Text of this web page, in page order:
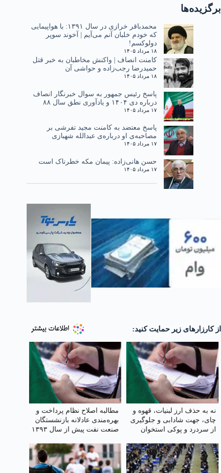
برگزیده‌ها
محمدباقر خرازی در سال ۱۳۹۱: با هواپیمایی
که خودم خلبان آنم می‌آیم | آخوند سوپر
دولوکسم!
۱۸ مرداد ۱۴۰۵
کامنت انصاف | واکنش مخاطبان به خبر قتل
حمیدرضا رجب‌زاده و حواشی آن
۱۸ مرداد ۱۴۰۵
پاسخ رئیس جمهور به سوال خبرنگار انصاف
درباره دی ۱۴۰۴ و یادآوری نطق سال ۸۸
۱۷ مرداد ۱۴۰۵
پاسخ معتضد به کامنت مجید تفرشی بر
مصاحبه‌ی او درباره‌ی عبدالله شهبازی
۱۷ مرداد ۱۴۰۵
حسن هانی‌زاده: پیمان مکه خطرناک است
۱۷ مرداد ۱۴۰۵
از کارزارهای زیر حمایت کنید:
نه به حذف ارز لبنیات، قهوه و
چای، جهت شادابی و جلوگیری
از سردرد و پوکی استخوان
مطالبه اصلاح نظام پرداخت و
بهره‌مندی عادلانه بازنشستگان
صنعت نفت پیش از سال ۱۳۹۳